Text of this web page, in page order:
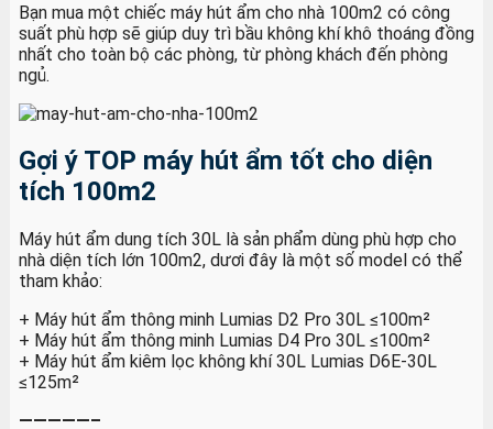
Bạn mua một chiếc máy hút ẩm cho nhà 100m2 có công
suất phù hợp sẽ giúp duy trì bầu không khí khô thoáng đồng
nhất cho toàn bộ các phòng, từ phòng khách đến phòng
ngủ.
Gợi ý TOP máy hút ẩm tốt cho diện
tích 100m2
Máy hút ẩm dung tích 30L là sản phẩm dùng phù hợp cho
nhà diện tích lớn 100m2, dươi đây là một số model có thể
tham khảo:
+ Máy hút ẩm thông minh Lumias D2 Pro 30L ≤100m²
+ Máy hút ẩm thông minh Lumias D4 Pro 30L ≤100m²
+ Máy hút ẩm kiêm lọc không khí 30L Lumias D6E-30L
≤125m²
—————–